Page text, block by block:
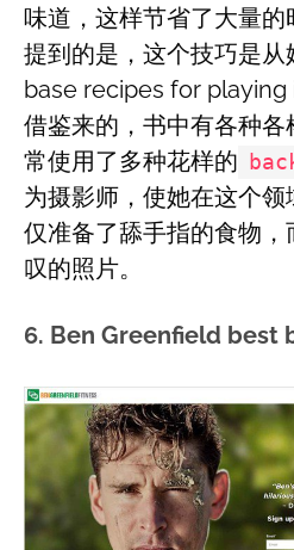
味道，这样节省了大量
提到的是，这个技巧是
base recipes for
借鉴来的，书中有各种
常使用了多种花样的
为摄影师，使她在这个
仅准备了舔手指的食物
叹的照片。
6. Ben Greenfield best